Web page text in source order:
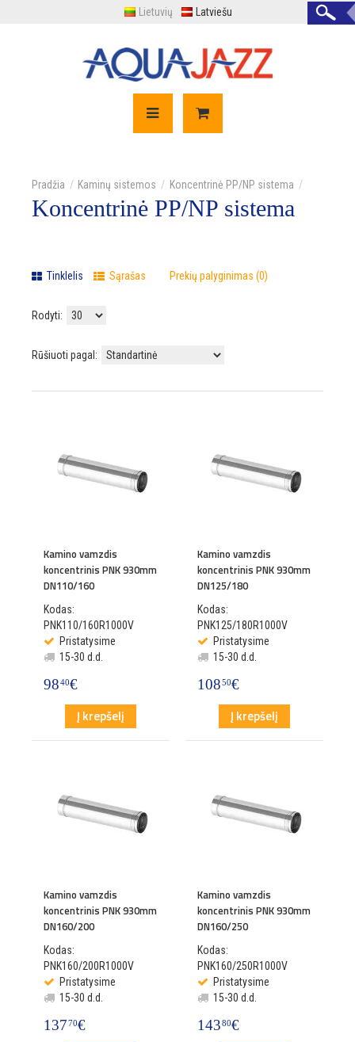
Lietuvių Latviešu
Kaminų sistemos Koncentrinė PP/NP sistema
Koncentrinė PP/NP sistema
Tinklelis Sąrašas Prekių palyginimas (0)
Rodyti:
Rūšiuoti pagal:
Kamino vamzdis
koncentrinis PNK 930mm
DN110/160
Kodas:
PNK110/160R1000V
Pristatysime
15-30 d.d.
9840€
Į krepšelį
Kamino vamzdis
koncentrinis PNK 930mm
DN125/180
Kodas:
PNK125/180R1000V
Pristatysime
15-30 d.d.
10850€
Į krepšelį
Kamino vamzdis
koncentrinis PNK 930mm
DN160/200
Kodas:
PNK160/200R1000V
Pristatysime
15-30 d.d.
13770€
Kamino vamzdis
koncentrinis PNK 930mm
DN160/250
Kodas:
PNK160/250R1000V
Pristatysime
15-30 d.d.
14380€